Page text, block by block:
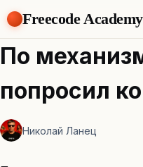
Freecode Academy
About
Members
Offers
Tasks
По
попросил
Николай Ланец